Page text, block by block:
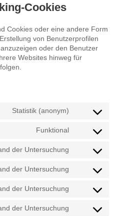
Cookies
Cookies oder eine andere Form
von Benutzerprofilen
oder den Benutzer
Websites hinweg für
Statistik (anonym)
Funktional
der Untersuchung
der Untersuchung
der Untersuchung
der Untersuchung